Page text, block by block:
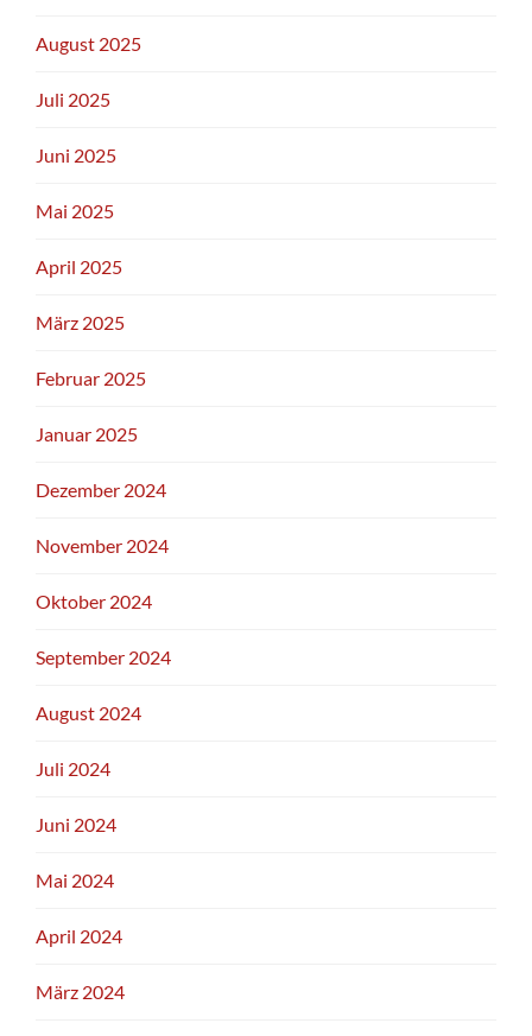
August 2025
Juli 2025
Juni 2025
Mai 2025
April 2025
März 2025
Februar 2025
Januar 2025
Dezember 2024
November 2024
Oktober 2024
September 2024
August 2024
Juli 2024
Juni 2024
Mai 2024
April 2024
März 2024